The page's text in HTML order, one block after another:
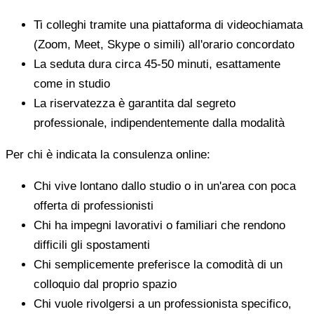
Ti colleghi tramite una piattaforma di videochiamata
(Zoom, Meet, Skype o simili) all'orario concordato
La seduta dura circa 45-50 minuti, esattamente
come in studio
La riservatezza è garantita dal segreto
professionale, indipendentemente dalla modalità
Per chi è indicata la consulenza online:
Chi vive lontano dallo studio o in un'area con poca
offerta di professionisti
Chi ha impegni lavorativi o familiari che rendono
difficili gli spostamenti
Chi semplicemente preferisce la comodità di un
colloquio dal proprio spazio
Chi vuole rivolgersi a un professionista specifico,